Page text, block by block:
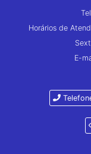
Horários de
E-